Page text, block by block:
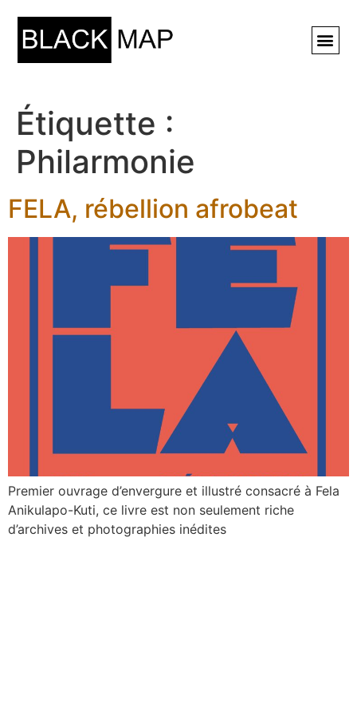
Étiquette :
Philarmonie
FELA, rébellion afrobeat
Premier ouvrage d’envergure et illustré consacré à Fela
Anikulapo-Kuti, ce livre est non seulement riche
d’archives et photographies inédites